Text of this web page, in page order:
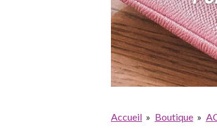
Accueil » Boutique »